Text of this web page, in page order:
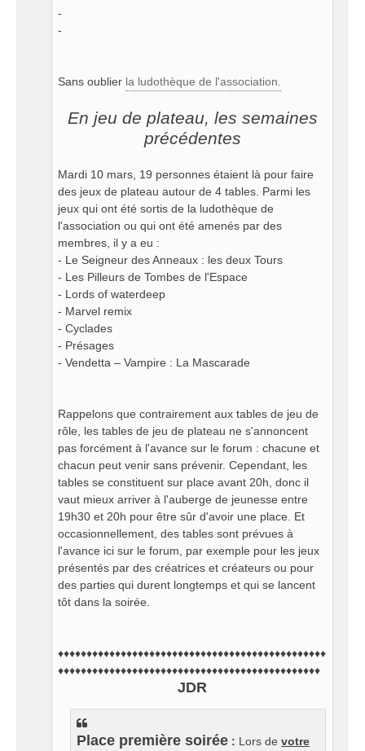
-
-
Sans oublier la ludothèque de l'association.
En jeu de plateau, les semaines
précédentes
Mardi 10 mars, 19 personnes étaient là pour faire
des jeux de plateau autour de 4 tables. Parmi les
jeux qui ont été sortis de la ludothèque de
l'association ou qui ont été amenés par des
membres, il y a eu :
- Le Seigneur des Anneaux : les deux Tours
- Les Pilleurs de Tombes de l'Espace
- Lords of waterdeep
- Marvel remix
- Cyclades
- Présages
- Vendetta – Vampire : La Mascarade
Rappelons que contrairement aux tables de jeu de
rôle, les tables de jeu de plateau ne s'annoncent
pas forcément à l'avance sur le forum : chacune et
chacun peut venir sans prévenir. Cependant, les
tables se constituent sur place avant 20h, donc il
vaut mieux arriver à l'auberge de jeunesse entre
19h30 et 20h pour être sûr d'avoir une place. Et
occasionnellement, des tables sont prévues à
l'avance ici sur le forum, par exemple pour les jeux
présentés par des créatrices et créateurs ou pour
des parties qui durent longtemps et qui se lancent
tôt dans la soirée.
♦♦♦♦♦♦♦♦♦♦♦♦♦♦♦♦♦♦♦♦♦♦♦♦♦♦♦♦♦♦♦♦♦♦♦♦♦♦♦♦♦♦♦♦♦♦♦
♦♦♦♦♦♦♦♦♦♦♦♦♦♦♦♦♦♦♦♦♦♦♦♦♦♦♦♦♦♦♦♦♦♦♦♦♦♦♦♦♦♦♦♦♦♦
JDR
Place première soirée : Lors de votre